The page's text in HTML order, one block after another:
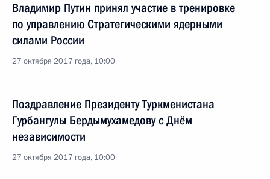
Владимир Путин принял участие в тренировке
по управлению Стратегическими ядерными
силами России
27 октября 2017 года, 10:00
Поздравление Президенту Туркменистана
Гурбангулы Бердымухамедову с Днём
независимости
27 октября 2017 года, 10:00